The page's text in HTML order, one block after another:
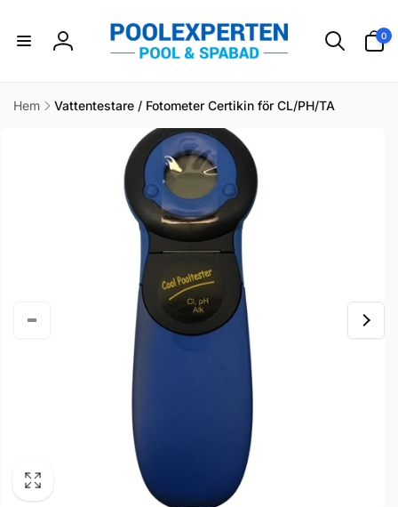
innehåll
Logga
0
artiklar
Hem
Vattentestare / Fotometer Certikin för CL/PH/TA